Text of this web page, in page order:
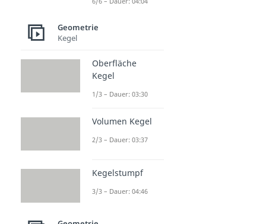
Geometrie
Kegel
Oberfläche
Kegel
1/3 – Dauer: 03:30
Volumen Kegel
2/3 – Dauer: 03:37
Kegelstumpf
3/3 – Dauer: 04:46